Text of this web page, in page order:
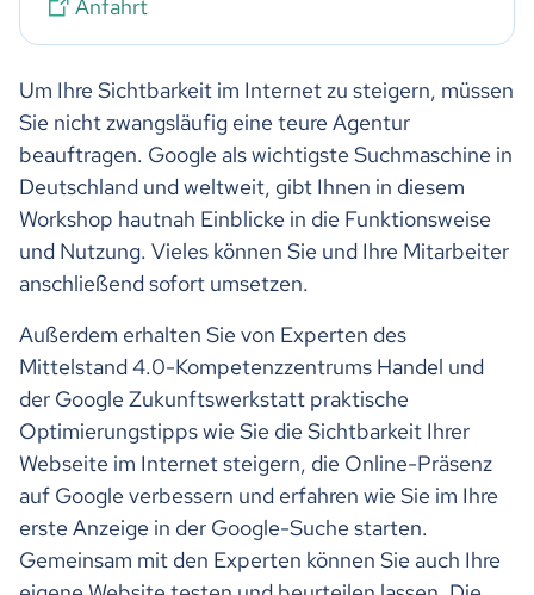
Um Ihre Sichtbarkeit im Internet zu steigern, müssen
Sie nicht zwangsläufig eine teure Agentur
beauftragen. Google als wichtigste Suchmaschine in
Deutschland und weltweit, gibt Ihnen in diesem
Workshop hautnah Einblicke in die Funktionsweise
und Nutzung. Vieles können Sie und Ihre Mitarbeiter
anschließend sofort umsetzen.
Außerdem erhalten Sie von Experten des
Mittelstand 4.0-Kompetenzzentrums Handel und
der Google Zukunftswerkstatt praktische
Optimierungstipps wie Sie die Sichtbarkeit Ihrer
Webseite im Internet steigern, die Online-Präsenz
auf Google verbessern und erfahren wie Sie im Ihre
erste Anzeige in der Google-Suche starten.
Gemeinsam mit den Experten können Sie auch Ihre
Anfahrt